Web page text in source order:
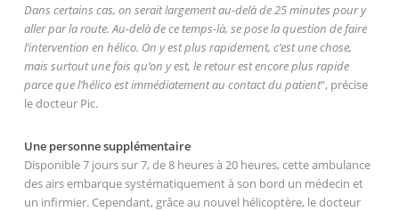
Dans certains cas, on serait largement au-delà de 25 minutes pour y
aller par la route. Au-delà de ce temps-là, se pose la question de faire
l’intervention en hélico. On y est plus rapidement, c’est une chose,
mais surtout une fois qu’on y est, le retour est encore plus rapide
parce que l’hélico est immédiatement au contact du patient”, précise
le docteur Pic.
Une personne supplémentaire
Disponible 7 jours sur 7, de 8 heures à 20 heures, cette ambulance
des airs embarque systématiquement à son bord un médecin et
un infirmier. Cependant, grâce au nouvel hélicoptère, le docteur